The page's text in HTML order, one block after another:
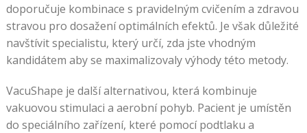
doporučuje kombinace s pravidelným cvičením a zdravou
stravou pro dosažení optimálních efektů. Je však důležité
navštívit specialistu, který určí, zda jste vhodným
kandidátem aby se maximalizovaly výhody této metody.
VacuShape je další alternativou, která kombinuje
vakuovou stimulaci a aerobní pohyb. Pacient je umístěn
do speciálního zařízení, které pomocí podtlaku a